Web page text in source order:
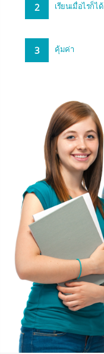
2 เรียนเมื่อไรก็ได้
3 คุ้มค่า